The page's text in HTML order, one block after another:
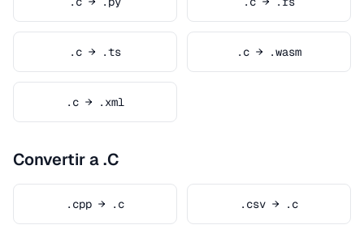
.c → .ts .c → .wasm
.c → .xml
Convertir a .C
.cpp → .c .csv → .c